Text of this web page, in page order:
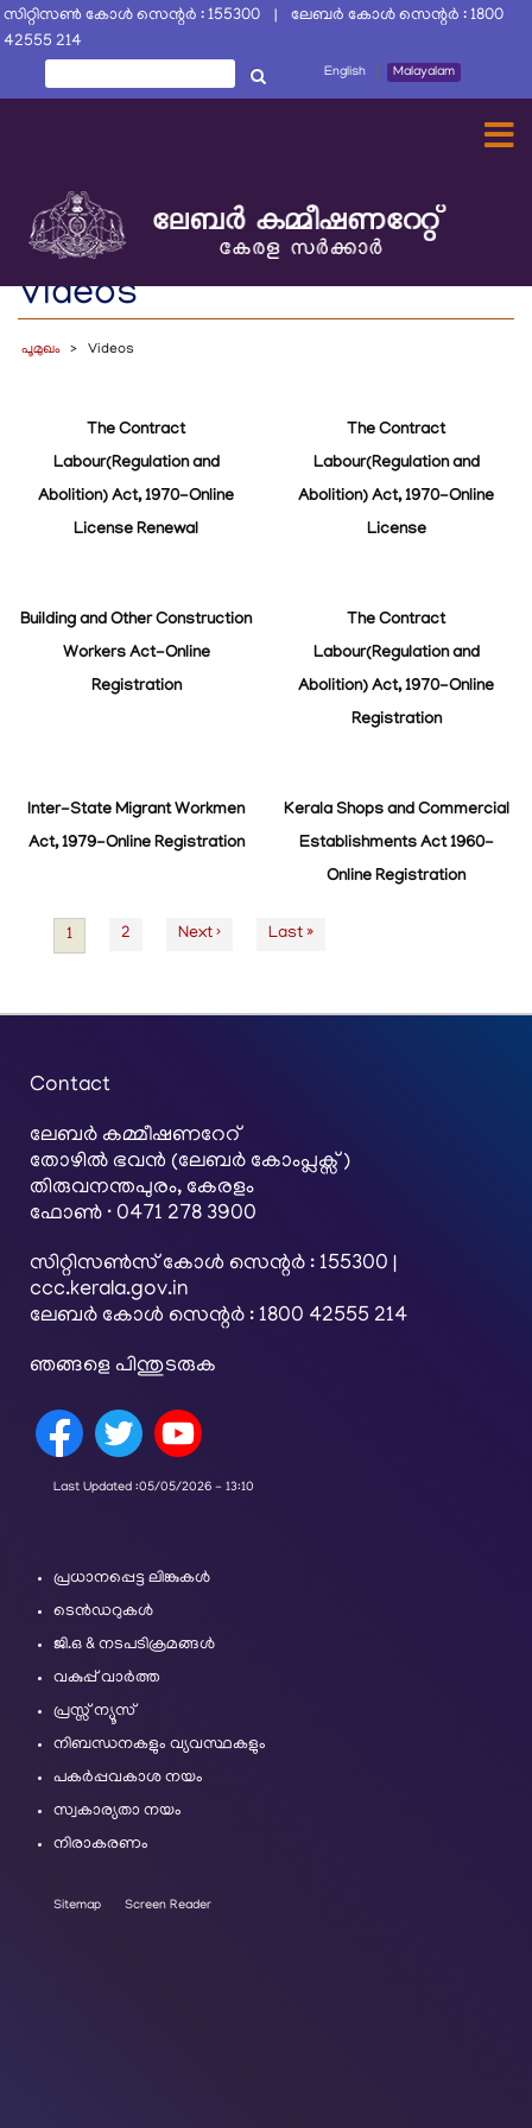
Skip
to
content
സിറ്റിസൺ കോൾ സെന്റർ : 155300 | ലേബർ കോൾ സെന്റർ : 1800
42555 214
തിരയൂ English Malayalam
Videos
പൂമുഖം Videos
The Contract
Labour(Regulation and
Abolition) Act, 1970-Online
License Renewal
The Contract
Labour(Regulation and
Abolition) Act, 1970-Online
License
Building and Other Construction
Workers Act-Online
Registration
The Contract
Labour(Regulation and
Abolition) Act, 1970-Online
Registration
Inter-State Migrant Workmen
Act, 1979-Online Registration
Kerala Shops and Commercial
Establishments Act 1960-
Online Registration
PaginationCurrent
1 Page
2
Next
Next ›
Last
Last »
Contact
ലേബര്‍ കമ്മീഷണറേറ്
തോഴിൽ ഭവൻ (ലേബർ കോംപ്ലക്സ്)
തിരുവനന്തപുരം, കേരളം
ഫോൺ · 0471 278 3900
സിറ്റിസൺസ് കോൾ സെന്റർ : 155300 |
ccc.kerala.gov.in
ലേബർ കോൾ സെന്റർ : 1800 42555 214
ഞങ്ങളെ പിന്തുടരുക
Last Updated :05/05/2026 - 13:10
പ്രധാനപ്പെട്ട ലിങ്കുകൾ
ടെൻഡറുകൾ
ജി.ഒ & നടപടിക്രമങ്ങൾ
വകുപ്പ് വാർത്ത
പ്രസ്സ് ന്യൂസ്
നിബന്ധനകളും വ്യവസ്ഥകളും
പകർപ്പവകാശ നയം
സ്വകാര്യതാ നയം
നിരാകരണം
Sitemap Screen Reader